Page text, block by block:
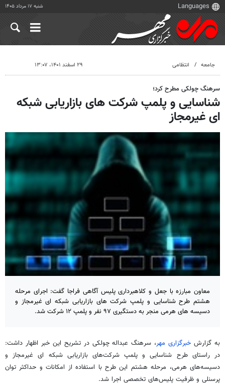
شنبه ۱۷ مرداد ۱۴۰۵
جامعه انتظامی ۲۹ اسفند ۱۴۰۱، ۱۳:۰۷
سرهنگ چولکی مطرح کرد؛
شناسایی و پلمپ شرکت های بازاریابی شبکه
ای غیرمجاز
معاون مبارزه با جعل و کلاهبرداری پلیس آگاهی فراجا گفت: اجرای مرحله
هشتم طرح شناسایی و پلمپ شرکت های بازاریابی شبکه ای غیرمجاز و
دسیسه های هرمی منجر به دستگیری ۹۷ نفر و پلمپ ۱۲ شرکت شد.
به گزارش خبرگزاری مهر، سرهنگ عبداله چولکی در تشریح این خبر اظهار داشت:
در راستای طرح شناسایی و پلمپ شرکت‌های بازاریابی شبکه ایغیرمجاز و
دسیسه‌های هرمی، مرحله هشتم این طرح با استفاده از امکانات و حداکثر توان
پرسنلی و ظرفیت پلیس‌های تخصصی اجرا شد.